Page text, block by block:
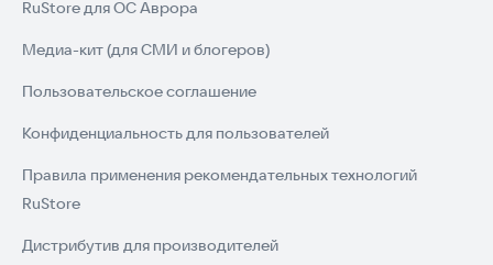
приключение с Гиппи! 🚀
RuStore для ОС Аврора
Медиа-кит (для СМИ и блогеров)
Пользовательское соглашение
Конфиденциальность для пользователей
Правила применения рекомендательных технологий
RuStore
Дистрибутив для производителей